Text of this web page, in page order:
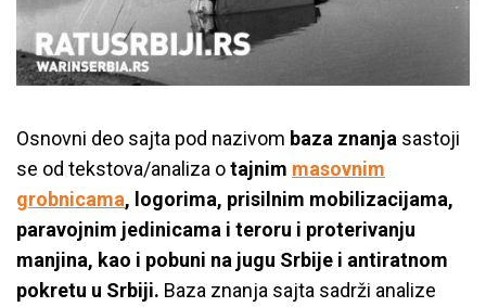
Osnovni deo sajta pod nazivom baza znanja sastoji
se od tekstova/analiza otajnim masovnim
grobnicama, logorima, prisilnim mobilizacijama,
paravojnim jedinicama i teroru i proterivanju
manjina, kao i pobuni na jugu Srbije i antiratnom
pokretu u Srbiji. Baza znanja sajta sadrži analize